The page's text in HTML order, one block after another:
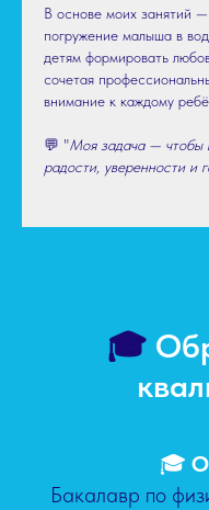
В основе моих занятий
погружение малыша в
детям формировать
сочетая
внимание к каждому
💬 "Моя задача — чтобы
радости, уверенности и
🎓
🎓
Бакалавр по